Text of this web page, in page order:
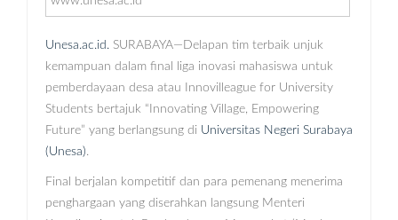
Unesa.ac.id. SURABAYA—Delapan tim terbaik unjuk
kemampuan dalam final liga inovasi mahasiswa untuk
pemberdayaan desa atau Innovilleague for University
Students bertajuk “Innovating Village, Empowering
Future” yang berlangsung di Universitas Negeri Surabaya
(Unesa).
Final berjalan kompetitif dan para pemenang menerima
penghargaan yang diserahkan langsung Menteri